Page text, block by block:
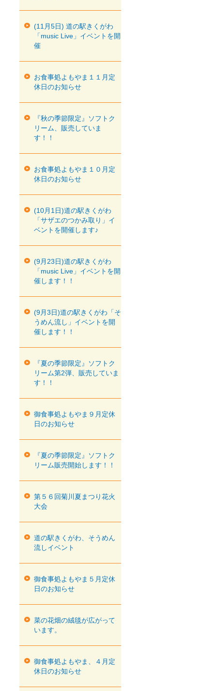
(11月5日) 道の駅きくがわ
「music Live」イベントを開
催
お食事処よもやま１１月定
休日のお知らせ
『秋の季節限定』ソフトク
リーム、販売していま
す！！
お食事処よもやま１０月定
休日のお知らせ
(10月1日)道の駅きくがわ
「サザエのつかみ取り」イ
ベントを開催します♪
(9月23日)道の駅きくがわ
「music Live」イベントを開
催します！！
(9月3日)道の駅きくがわ「そ
うめん流し」イベントを開
催します！！
『夏の季節限定』ソフトク
リーム第2弾、販売していま
す！！
御食事処よもやま９月定休
日のお知らせ
『夏の季節限定』ソフトク
リーム販売開始します！！
第５６回菊川夏まつり花火
大会
道の駅きくがわ、そうめん
流しイベント
御食事処よもやま５月定休
日のお知らせ
菜の花畑の絨毯が広がって
います。
御食事処よもやま、４月定
休日のお知らせ